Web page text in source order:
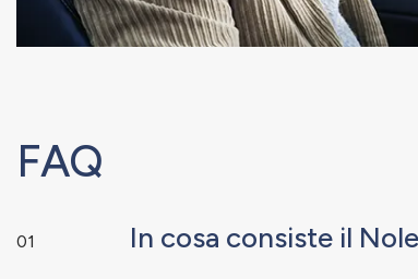
FAQ
01 In cosa consiste il